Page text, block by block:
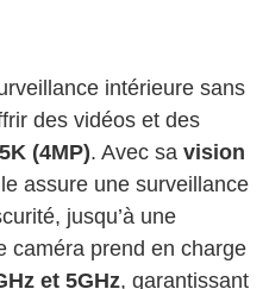
intérieure sans
des vidéos et des
(4MP). Avec sa vision
assure une surveillance
jusqu’à une
caméra prend en charge
et 5GHz, garantissant